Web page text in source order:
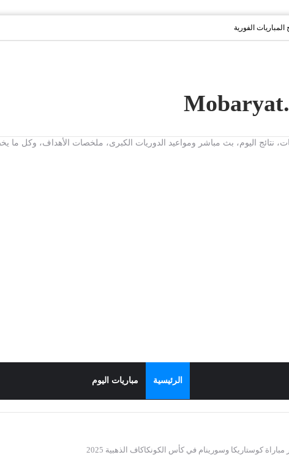
المباريات الفورية
نتائج اليوم، بث مباشر ومواعيد الدوريات الكبرى، ملخصات الأهداف،
الرئيسية مباريات اليوم
كوستاريكا وسورينام في كأس الكونكاكاف الذهبية 2025